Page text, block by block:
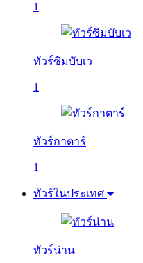
1
ทัวร์ซิมบับเว
1
ทัวร์กาตาร์
1
ทัวร์ในประเทศ
ทัวร์น่าน